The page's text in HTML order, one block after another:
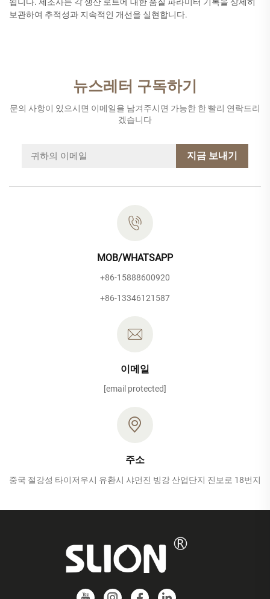
보관하여 추적성과 지속적인 개선을 실현합니다.
뉴스레터 구독하기
문의 사항이 있으시면 이메일을 남겨주시면 가능한 한 빨리 연락드리
겠습니다
지금 보내기
MOB/WHATSAPP
+86-15888600920
+86-13346121587
이메일
[email protected]
주소
중국 절강성 타이저우시 유환시 샤먼진 빙강 산업단지 진보로 18번지